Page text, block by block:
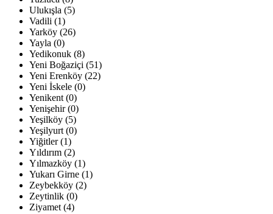
Ulukışla (5)
Vadili (1)
Yarköy (26)
Yayla (0)
Yedikonuk (8)
Yeni Boğaziçi (51)
Yeni Erenköy (22)
Yeni İskele (0)
Yenikent (0)
Yenişehir (0)
Yeşilköy (5)
Yeşilyurt (0)
Yiğitler (1)
Yıldırım (2)
Yılmazköy (1)
Yukarı Girne (1)
Zeybekköy (2)
Zeytinlik (0)
Ziyamet (4)